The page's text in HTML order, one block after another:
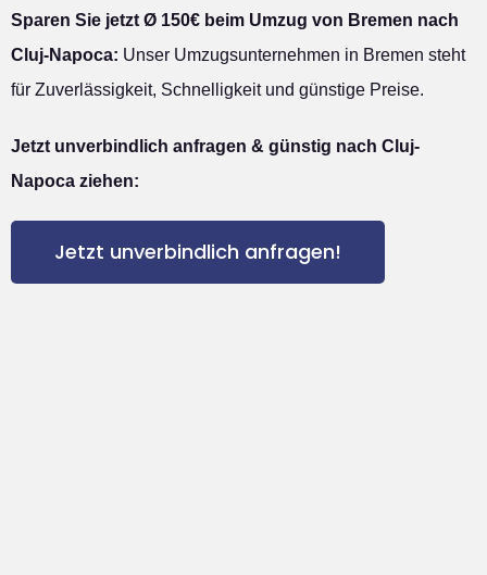
Sparen Sie jetzt Ø 150€ beim Umzug von Bremen nach
Cluj-Napoca: Unser Umzugsunternehmen in Bremen steht
für Zuverlässigkeit, Schnelligkeit und günstige Preise.
Jetzt unverbindlich anfragen & günstig nach Cluj-
Napoca ziehen:
Jetzt unverbindlich anfragen!